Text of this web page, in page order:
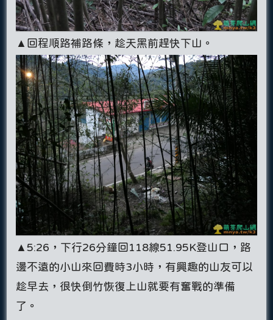
▲回程順路補路條，趁天黑前趕快下山。
▲5:26，下行26分鐘回118線51.95K登山口，路
邊不遠的小山來回費時3小時，有興趣的山友可以
趁早去，很快倒竹恢復上山就要有奮戰的準備
了。